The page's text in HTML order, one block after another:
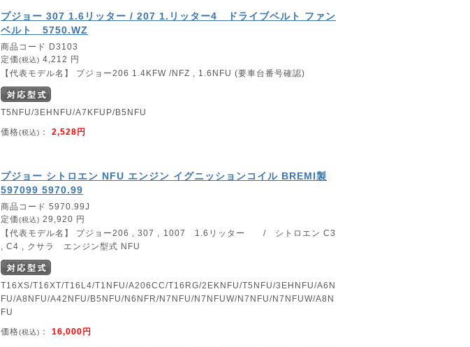
プジョー 307 1.6リッター / 207 1.リッター4 ドライブベルト ファン
ベルト 5750.WZ
商品コード D3103
定価(税込) 4,212 円
【代表モデル名】 プジョー206 1.4KFW /NFZ , 1.6NFU (要車台番号確認)
T5NFU/3EHNFU/A7KFUP/B5NFU
価格(税込) ： 2,528円
プジョー シトロエン NFU エンジン イグニッションコイル BREMI製
597099 5970.99
商品コード 5970.99J
定価(税込) 29,920 円
【代表モデル名】 プジョー206 , 307 , 1007 1.6リッター / シトロエン C3
, C4 , クサラ エンジン型式 NFU
T16XS/T16XT/T16L4/T1NFU/A206CC/T16RG/2EKNFU/T5NFU/3EHNFU/A6N
FU/A8NFU/A42NFU/B5NFU/N6NFR/N7NFU/N7NFUW/N7NFU/N7NFUW/A8N
FU
価格(税込) ： 16,000円